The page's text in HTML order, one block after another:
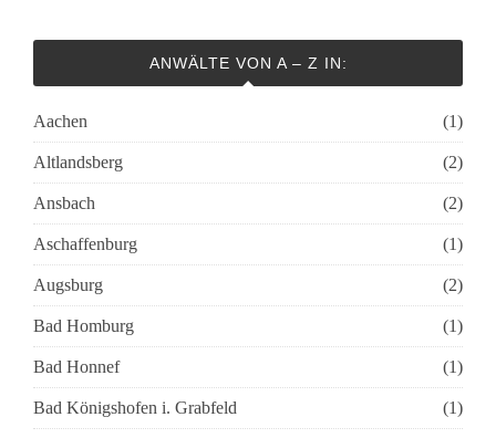
ANWÄLTE VON A – Z IN:
Aachen (1)
Altlandsberg (2)
Ansbach (2)
Aschaffenburg (1)
Augsburg (2)
Bad Homburg (1)
Bad Honnef (1)
Bad Königshofen i. Grabfeld (1)